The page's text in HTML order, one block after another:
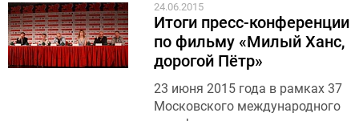
24.06.2015
Итоги пресс-конференции
по фильму «Милый Ханс,
дорогой Пётр»
23 июня 2015 года в рамках 37
Московского международного